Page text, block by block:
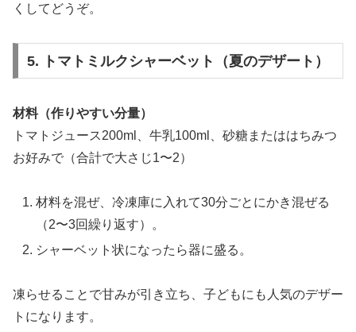
くしてどうぞ。
5. トマトミルクシャーベット（夏のデザート）
材料（作りやすい分量）
トマトジュース200ml、牛乳100ml、砂糖またははちみつ
お好みで（合計で大さじ1〜2）
材料を混ぜ、冷凍庫に入れて30分ごとにかき混ぜる
（2〜3回繰り返す）。
シャーベット状になったら器に盛る。
凍らせることで甘みが引き立ち、子どもにも人気のデザー
トになります。